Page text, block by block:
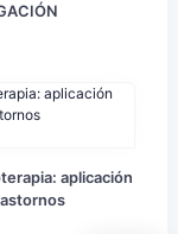
aplicación